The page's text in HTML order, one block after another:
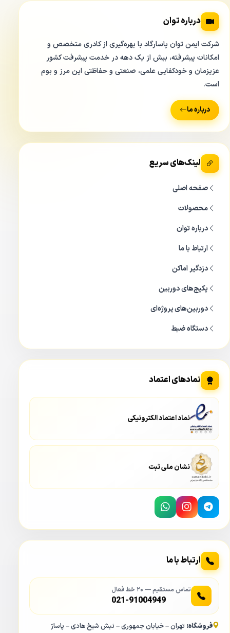
درباره توان
شرکت ایمن توان پاسارگاد با بهره‌گیری از کادری متخصص و
امکانات پیشرفته، بیش از یک دهه در خدمت پیشرفت کشور
عزیزمان و خودکفایی علمی، صنعتی و حفاظتی این مرز و بوم
است.
درباره ما
لینک‌های سریع
صفحه اصلی
محصولات
درباره توان
ارتباط با ما
دزدگیر اماکن
پکیج‌های دوربین
دوربین‌های پروژه‌ای
دستگاه ضبط
نمادهای اعتماد
نماد اعتماد الکترونیکی
نشان ملی ثبت
ارتباط با ما
تماس مستقیم — ۲۰ خط فعال
021-91004949
فروشگاه: تهران – خیابان جمهوری – نبش شیخ هادی – پاساژ